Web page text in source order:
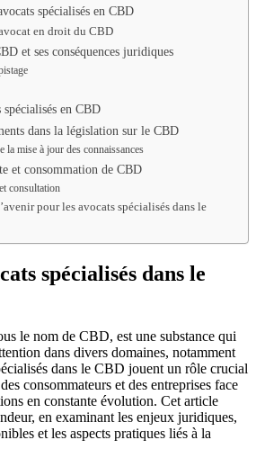
spécialisés en CBD
en droit du CBD
et ses conséquences juridiques
en CBD
dans la législation sur le CBD
la mise à jour des connaissances
et consommation de CBD
consultation
pour les avocats spécialisés dans le
spécialisés dans le
le nom de CBD, est une substance qui
dans divers domaines, notamment
dans le CBD jouent un rôle crucial
consommateurs et des entreprises face
en constante évolution. Cet article
en examinant les enjeux juridiques,
et les aspects pratiques liés à la